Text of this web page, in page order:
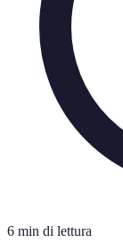
6 min di lettura